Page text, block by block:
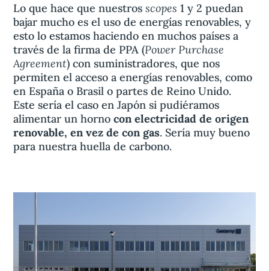
Lo que hace que nuestrosscopes1 y 2 puedan
bajar mucho es el uso de energías renovables, y
esto lo estamos haciendo en muchos países a
través de la firma de PPA (Power Purchase
Agreement) con suministradores, que nos
permiten el acceso a energías renovables, como
en España o Brasil o partes de Reino Unido.
Este sería el caso en Japón si pudiéramos
alimentar un hornocon electricidad de origen
renovable, en vez de con gas. Sería muy bueno
para nuestra huella de carbono.